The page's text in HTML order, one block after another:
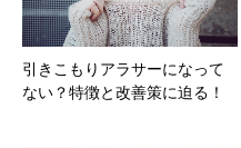
引きこもりアラサーになって
ない？特徴と改善策に迫る！